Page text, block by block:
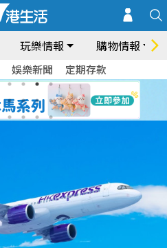
玩樂情報 購物情報
娛樂新聞 定期存款